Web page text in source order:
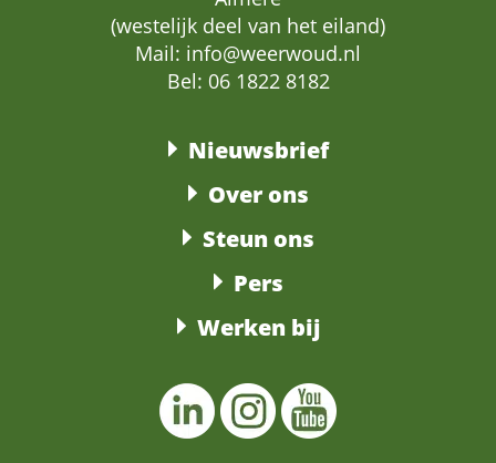
(westelijk deel van het eiland)
Mail: info@weerwoud.nl
Bel: 06 1822 8182
Nieuwsbrief
Over ons
Steun ons
Pers
Werken bij